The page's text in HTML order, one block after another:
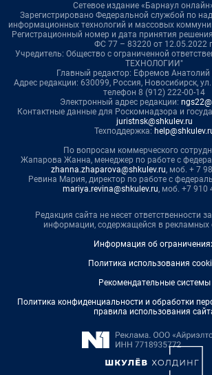
Сетевое издание «Барнаул
Зарегистрировано Федеральной службой по
информационных технологий и массовых
Регистрационный номер и дата принятия
ФС 77 – 83220 от 12.05.2022
Учредитель: Общество с ограниченной
ТЕХНОЛОГИИ"
Главный редактор: Ефремов
Адрес редакции: 630099, Россия, Новосибирск,
телефон 8 (912) 222-00-14
Электронный адрес редакции:
Контактные данные для Роскомнадзора и
juristnsk@shkulev.ru
Техподдержка:
По вопросам коммерческого
Жапарова Жанна, менеджер по работе с
zhanna.zhaparova@shkulev.ru, моб. + 7
Ревина Мария, директор по работе с
mariya.revina@shkulev.ru, моб. +7 910
Редакция сайта не несет ответственности
информации, содержащейся в рекламных
Информация об
Политика использования
Рекомендательные системы
Политика конфиденциальности и обработки
правила использования